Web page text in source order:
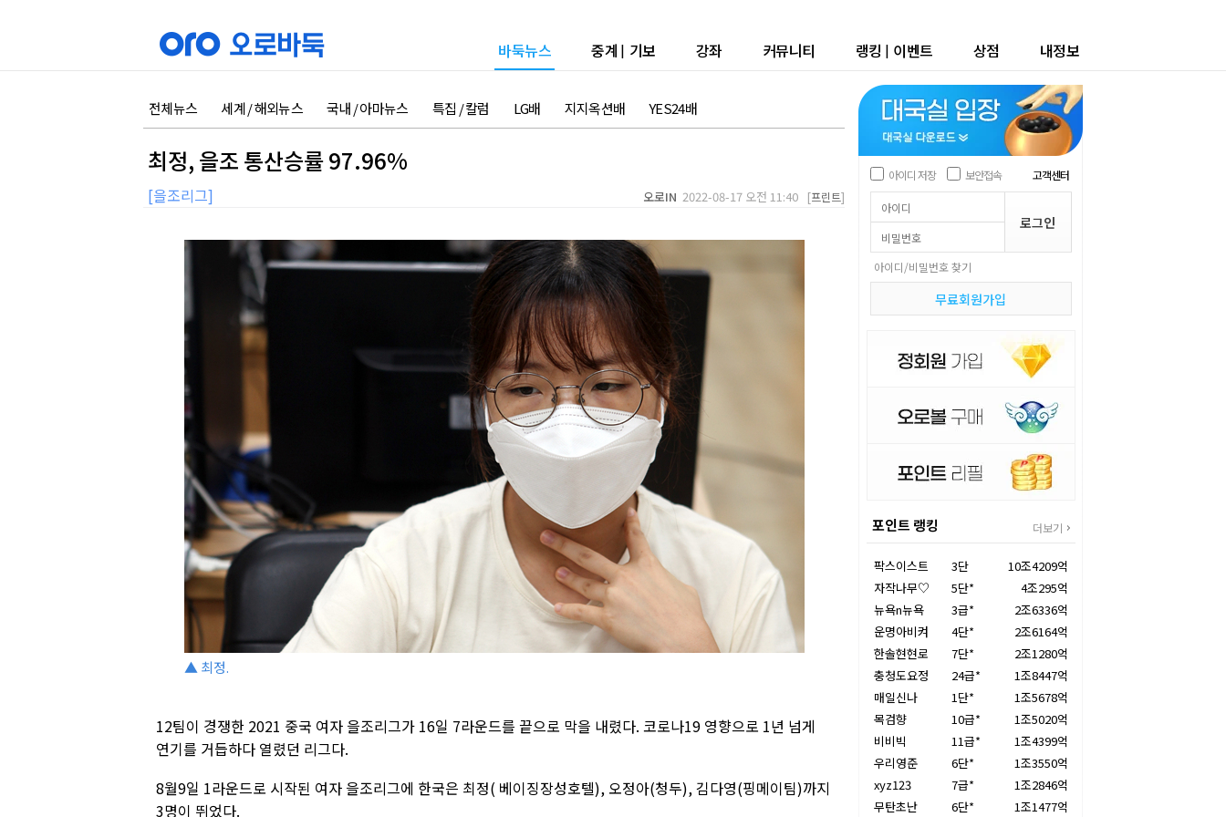
바둑뉴스 중계 | 기보 강좌 커뮤니티 랭킹 | 이벤트 상점 내정보
전체뉴스 세계 / 해외뉴스 국내 / 아마뉴스 특집 / 칼럼 LG배 지지옥션배 YES24배
최정, 을조 통산승률 97.96%
[을조리그] 오로IN 2022-08-17 오전 11:40 [프린트]
▲ 최정.
12팀이 경쟁한 2021 중국 여자 을조리그가 16일 7라운드를 끝으로 막을 내렸다. 코로나19 영향으로 1년 넘게
연기를 거듭하다 열렸던 리그다.
8월9일 1라운드로 시작된 여자 을조리그에 한국은 최정( 베이징장성호텔), 오정아(청두), 김다영(핑메이팀)까지
3명이 뛰었다.
아이디 저장 보안접속 고객센터
아이디/비밀번호 찾기
무료회원가입
포인트 랭킹 더보기
팍스이스트 3단
10조4209억
자작나무♡
5단*
4조295억
뉴욕n뉴욕
3급*
2조6336억
운명아비켜
4단*
2조6164억
한솔현현로
7단*
2조1280억
충청도요정
24급*
1조8447억
매일신나
1단*
1조5678억
목검향
10급*
1조5020억
비비빅
11급*
1조4399억
우리영준
6단*
1조3550억
xyz123
7급*
1조2846억
무탄초난
6단* 1조1477억